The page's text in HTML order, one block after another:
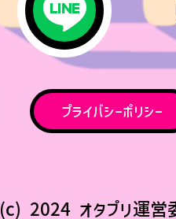
プライバシーポリシー
(c) 2024 オタプリ運営